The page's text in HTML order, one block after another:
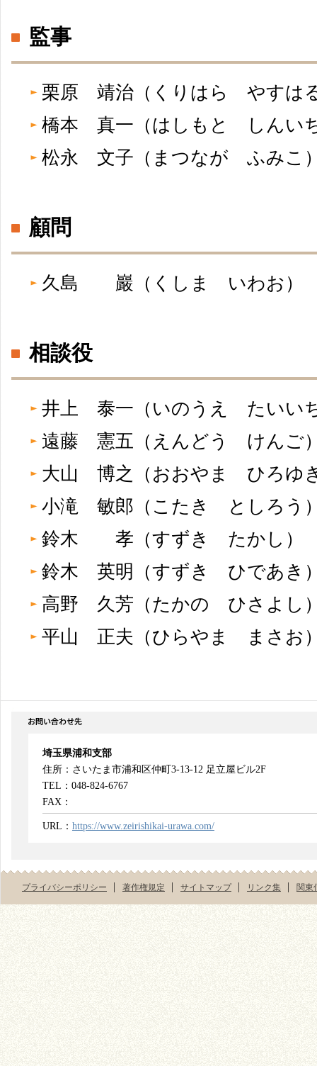
監事
栗原 靖治（くりはら やす
橋本 真一（はしもと しん
松永 文子（まつなが ふみ
顧問
久島 巖（くしま いわお
相談役
井上 泰一（いのうえ たい
遠藤 憲五（えんどう けん
大山 博之（おおやま ひろ
小滝 敏郎（こたき としろ
鈴木 孝（すずき たかし
鈴木 英明（すずき ひであ
高野 久芳（たかの ひさよ
平山 正夫（ひらやま まさ
埼玉県浦和支部
住所：さいたま市浦和区仲町3-13-12 足立屋ビル2F
TEL：048-824-6767
FAX：
URL： https://www.zeirishikai-urawa.com/
プライバシーポリシー 著作権規定 サイトマップ リンク集 関東